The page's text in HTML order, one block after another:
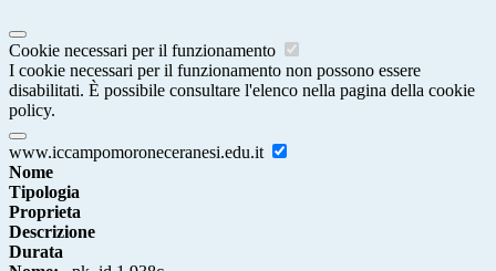
Cookie necessari per il funzionamento
I cookie necessari per il funzionamento non possono essere
disabilitati. È possibile consultare l'elenco nella pagina della cookie
policy.
www.iccampomoroneceranesi.edu.it
Nome
Tipologia
Proprieta
Descrizione
Durata